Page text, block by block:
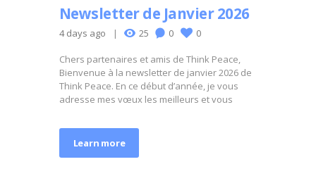
Newsletter de Janvier 2026
4 days ago 25 0 0
Chers partenaires et amis de Think Peace,
Bienvenue à la newsletter de janvier 2026 de
Think Peace. En ce début d’année, je vous
adresse mes vœux les meilleurs et vous
Learn more